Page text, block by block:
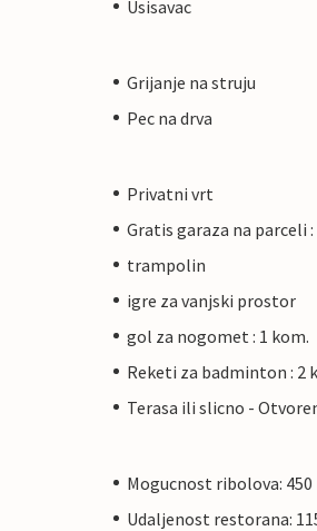
Usisavac
Grijanje na struju
Pec na drva
Privatni vrt
Gratis garaza na parceli
trampolin
igre za vanjski prostor
gol za nogomet : 1 kom.
Reketi za badminton : 2
Terasa ili slicno -
Mogucnost ribolova: 450
Udaljenost restorana: